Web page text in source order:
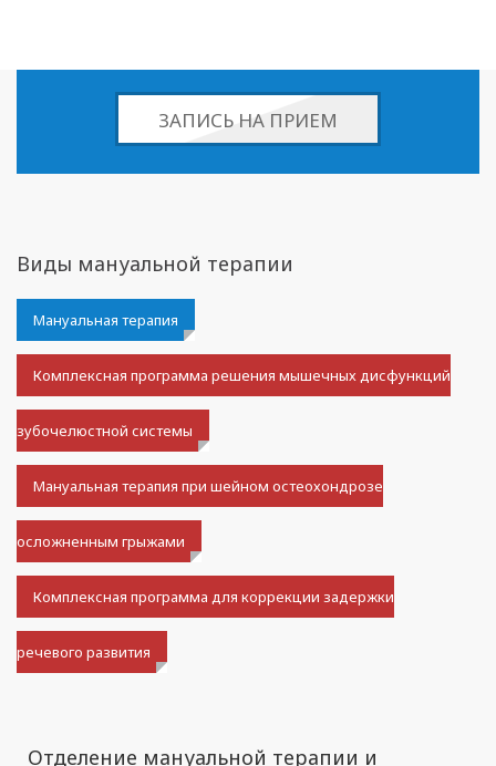
ЗАПИСЬ НА ПРИЕМ
Виды мануальной терапии
Мануальная терапия
Комплексная программа решения мышечных дисфункций
зубочелюстной системы
Мануальная терапия при шейном остеохондрозе
осложненным грыжами
Комплексная программа для коррекции задержки
речевого развития
Отделение мануальной терапии и